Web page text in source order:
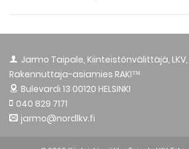
Jarmo Taipale, Kiinteistönvälittäjä, LKV,
Rakennuttaja-asiamies RAKI™
Bulevardi 13 00120 HELSINKI
040 829 7171
jarmo@nordlkv.fi